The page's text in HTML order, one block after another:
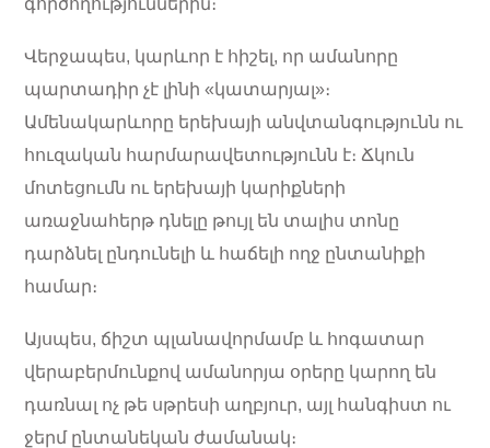
Վերջապես, կարևոր է հիշել, որ ամանորը
պարտադիր չէ լինի «կատարյալ»։
Ամենակարևորը երեխայի անվտանգությունն ու
հուզական հարմարավետությունն է։ Ճկուն
մոտեցումն ու երեխայի կարիքների
առաջնահերթ դնելը թույլ են տալիս տոնը
դարձնել ընդունելի և հաճելի ողջ ընտանիքի
համար։
Այսպես, ճիշտ պլանավորմամբ և հոգատար
վերաբերմունքով ամանորյա օրերը կարող են
դառնալ ոչ թե սթրեսի աղբյուր, այլ հանգիստ ու
ջերմ ընտանեկան ժամանակ։